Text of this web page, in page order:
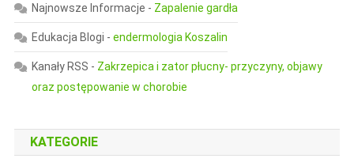
Najnowsze Informacje - Zapalenie gardła
Edukacja Blogi - endermologia Koszalin
Kanały RSS - Zakrzepica i zator płucny- przyczyny, objawy
oraz postępowanie w chorobie
KATEGORIE